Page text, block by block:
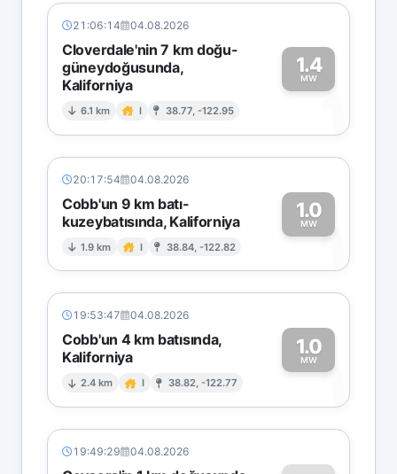
21:06:14 04.08.2026
Cloverdale'nin 7 km doğu-
güneydoğusunda,
Kaliforniya
6.1 km I 38.77, -122.95
1.4
MW
1
20:17:54 04.08.2026
Cobb'un 9 km batı-
kuzeybatısında, Kaliforniya
1.9 km I 38.84, -122.82
1.0
MW1
19:53:47 04.08.2026
Cobb'un 4 km batısında,
Kaliforniya
2.4 km I 38.82, -122.77
1.0
MW1
19:49:29 04.08.2026